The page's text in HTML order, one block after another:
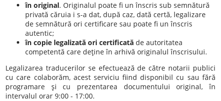
în original. Originalul poate fi un înscris sub semnătură
privată căruia i s-a dat, după caz, dată certă, legalizare
de semnătură ori certificare sau poate fi un înscris
autentic;
în copie legalizată ori certificată de autoritatea
competentă care deţine în arhivă originalul înscrisului.
Legalizarea traducerilor se efectuează de către notarii publici
cu care colaborăm, acest serviciu fiind disponibil cu sau fără
programare şi cu prezentarea documentului original, în
intervalul orar 9:00 - 17:00.